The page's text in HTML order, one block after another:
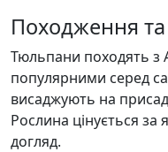
Походження
Тюльпани походять з
популярними серед
висаджують на
Рослина цінується за
догляд.